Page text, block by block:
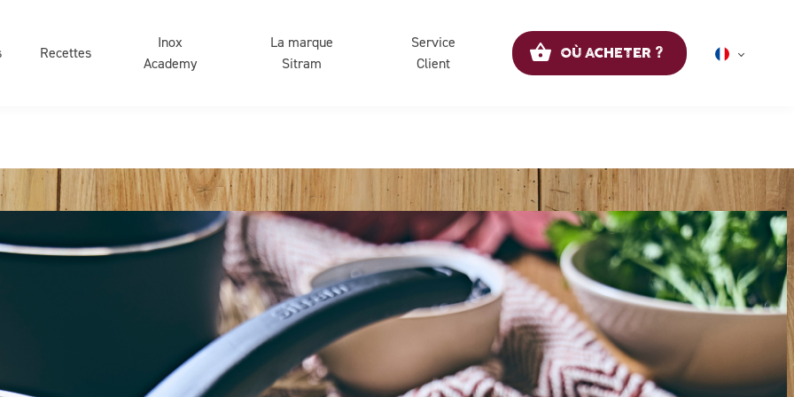
Recettes
Inox
Academy
La marque
Sitram
Service
Client
OÙ ACHETER ? Français